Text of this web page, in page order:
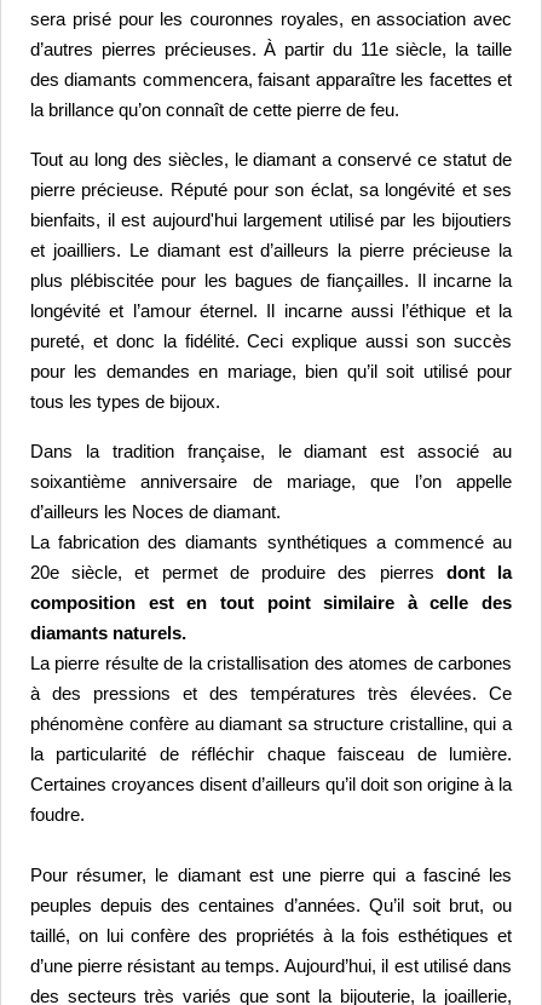
sera prisé pour les couronnes royales, en association avec
d’autres pierres précieuses. À partir du 11e siècle, la taille
des diamants commencera, faisant apparaître les facettes et
la brillance qu’on connaît de cette pierre de feu.
Tout au long des siècles, le diamant a conservé ce statut de
pierre précieuse. Réputé pour son éclat, sa longévité et ses
bienfaits, il est aujourd'hui largement utilisé par les bijoutiers
et joailliers.
Le diamant est d’ailleurs la pierre précieuse la
plus plébiscitée pour les bagues de fiançailles. Il incarne la
longévité et l’amour éternel. Il incarne aussi l’éthique et la
pureté, et donc la fidélité. Ceci explique aussi son succès
pour les demandes en mariage, bien qu’il soit utilisé pour
tous les types de bijoux.
Dans la tradition française, le diamant est associé au
soixantième anniversaire de mariage, que l’on appelle
d’ailleurs les Noces de diamant.
La fabrication des diamants synthétiques a commencé au
20e siècle, et permet de produire des pierres dont la
composition est en tout point similaire à celle des
diamants naturels.
La pierre résulte de la cristallisation des atomes de carbones
à des pressions et des températures très élevées. Ce
phénomène confère au diamant sa structure cristalline, qui a
la particularité de réfléchir chaque faisceau de lumière.
Certaines croyances disent d’ailleurs qu’il doit son origine à la
foudre.
Pour résumer, le diamant est une pierre qui a fasciné les
peuples depuis des centaines d’années. Qu’il soit brut, ou
taillé, on lui confère des propriétés à la fois esthétiques et
d’une pierre résistant au temps. Aujourd’hui, il est utilisé dans
des secteurs très variés que sont la bijouterie, la joaillerie,